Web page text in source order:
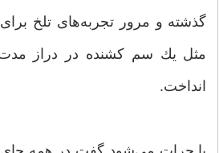
گذشته و مرور تجربه‌های تلخ
مثل یك سم كشنده در دراز مدت
انداخت.